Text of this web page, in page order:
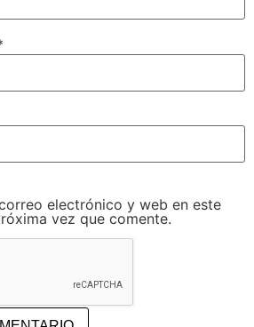
electrónico y web en este
vez que comente.